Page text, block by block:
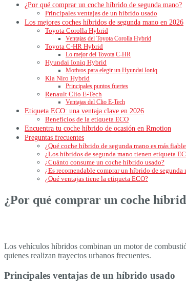
¿Por qué comprar un coche híbrido de segunda mano?
Principales ventajas de un híbrido usado
Los mejores coches híbridos de segunda mano en 2026
Toyota Corolla Hybrid
Ventajas del Toyota Corolla Hybrid
Toyota C-HR Hybrid
Lo mejor del Toyota C-HR
Hyundai Ioniq Hybrid
Motivos para elegir un Hyundai Ioniq
Kia Niro Hybrid
Principales puntos fuertes
Renault Clio E-Tech
Ventajas del Clio E-Tech
Etiqueta ECO: una ventaja clave en 2026
Beneficios de la etiqueta ECO
Encuentra tu coche híbrido de ocasión en Rmotion
Preguntas frecuentes
¿Qué coche híbrido de segunda mano es más
¿Los híbridos de segunda mano tienen etiqueta
¿Cuánto consume un coche híbrido usado?
¿Es recomendable comprar un híbrido de segunda
¿Qué ventajas tiene la etiqueta ECO?
¿Por qué comprar un coche
Los vehículos híbridos combinan un motor de
quienes realizan trayectos urbanos frecuentes.
Principales ventajas de un híbrido usado